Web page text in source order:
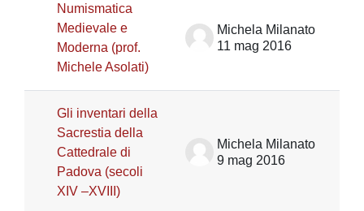
Numismatica
Medievale e
Moderna (prof.
Michele Asolati)
Michela Milanato
11 mag 2016
Gli inventari della
Sacrestia della
Cattedrale di
Padova (secoli
XIV –XVIII)
Michela Milanato
9 mag 2016